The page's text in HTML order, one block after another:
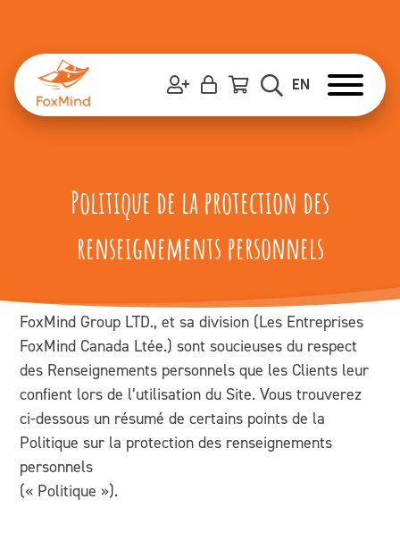
EN
content
Politique de la protection des
renseignements personnels
FoxMind Group LTD., et sa division (Les Entreprises
FoxMind Canada Ltée.) sont soucieuses du respect
des Renseignements personnels que les Clients leur
confient lors de l’utilisation du Site. Vous trouverez
ci-dessous un résumé de certains points de la
Politique sur la protection des renseignements
personnels
(« Politique »).